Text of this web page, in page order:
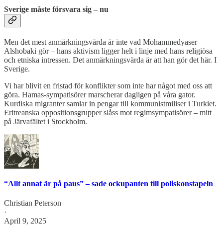
Sverige måste försvara sig – nu
Men det mest anmärkningsvärda är inte vad Mohammedyaser
Alshobaki gör – hans aktivism ligger helt i linje med hans religiösa
och etniska intressen. Det anmärkningsvärda är att han gör det här. I
Sverige.
Vi har blivit en fristad för konflikter som inte har något med oss att
göra. Hamas-sympatisörer marscherar dagligen på våra gator.
Kurdiska migranter samlar in pengar till kommunistmiliser i Turkiet.
Eritreanska oppositionsgrupper slåss mot regimsympatisörer – mitt
på Järvafältet i Stockholm.
“Allt annat är på paus” – sade ockupanten till poliskonstapeln
Christian Peterson
·
April 9, 2025